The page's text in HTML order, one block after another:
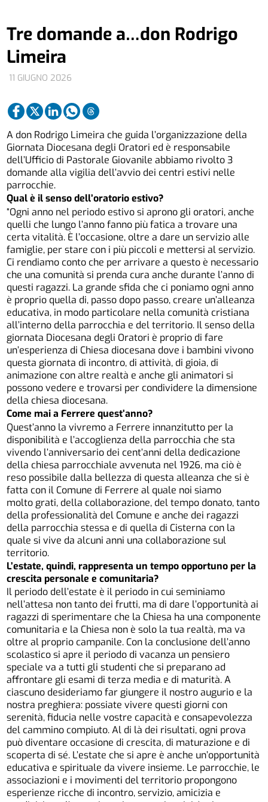
11 GIUGNO 2026
Tre domande a…don Rodrigo
Limeira
A don Rodrigo Limeira che guida l’organizzazione della
Giornata Diocesana degli Oratori ed è responsabile
dell’Ufficio di Pastorale Giovanile abbiamo rivolto 3
domande alla vigilia dell’avvio dei centri estivi nelle
parrocchie.
Qual è il senso dell’oratorio estivo?
“Ogni anno nel periodo estivo si aprono gli oratori, anche
quelli che lungo l’anno fanno più fatica a trovare una
certa vitalità. È l’occasione, oltre a dare un servizio alle
famiglie, per stare con i più piccoli e mettersi al servizio.
Ci rendiamo conto che per arrivare a questo è necessario
che una comunità si prenda cura anche durante l’anno di
questi ragazzi. La grande sfida che ci poniamo ogni anno
è proprio quella di, passo dopo passo, creare un’alleanza
educativa, in modo particolare nella comunità cristiana
all’interno della parrocchia e del territorio. Il senso della
giornata Diocesana degli Oratori è proprio di fare
un’esperienza di Chiesa diocesana dove i bambini vivono
questa giornata di incontro, di attività, di gioia, di
animazione con altre realtà e anche gli animatori si
possono vedere e trovarsi per condividere la dimensione
della chiesa diocesana.
Come mai a Ferrere quest’anno?
Quest’anno la vivremo a Ferrere innanzitutto per la
disponibilità e l’accoglienza della parrocchia che sta
vivendo l’anniversario dei cent’anni della dedicazione
della chiesa parrocchiale avvenuta nel 1926, ma ciò è
reso possibile dalla bellezza di questa alleanza che si è
fatta con il Comune di Ferrere al quale noi siamo
molto grati, della collaborazione, del tempo donato, tanto
della professionalità del Comune e anche dei ragazzi
della parrocchia stessa e di quella di Cisterna con la
quale si vive da alcuni anni una collaborazione sul
territorio.
L’estate, quindi, rappresenta un tempo opportuno per la
crescita personale e comunitaria?
Il periodo dell’estate è il periodo in cui seminiamo
nell’attesa non tanto dei frutti, ma di dare l’opportunità ai
ragazzi di sperimentare che la Chiesa ha una componente
comunitaria e la Chiesa non è solo la tua realtà, ma va
oltre al proprio campanile. Con la conclusione dell’anno
scolastico si apre il periodo di vacanza un pensiero
speciale va a tutti gli studenti che si preparano ad
affrontare gli esami di terza media e di maturità. A
ciascuno desideriamo far giungere il nostro augurio e la
nostra preghiera: possiate vivere questi giorni con
serenità, fiducia nelle vostre capacità e consapevolezza
del cammino compiuto. Al di là dei risultati, ogni prova
può diventare occasione di crescita, di maturazione e di
scoperta di sé. L’estate che si apre è anche un’opportunità
educativa e spirituale da vivere insieme. Le parrocchie, le
associazioni e i movimenti del territorio propongono
esperienze ricche di incontro, servizio, amicizia e